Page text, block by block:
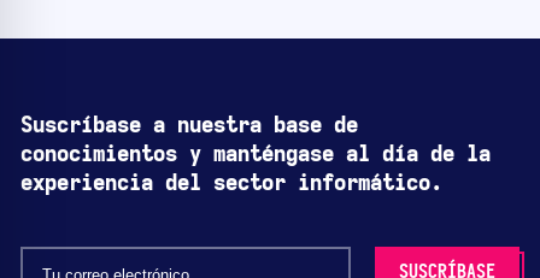
Suscríbase a nuestra base de
conocimientos y manténgase al día de la
experiencia del sector informático.